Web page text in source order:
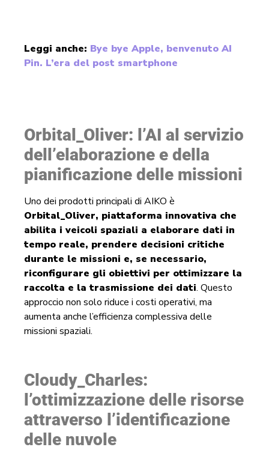
Leggi anche: Bye bye Apple, benvenuto AI
Pin. L’era del post smartphone
Orbital_Oliver: l’AI al servizio
dell’elaborazione e della
pianificazione delle missioni
Uno dei prodotti principali di AIKO è
Orbital_Oliver, piattaforma innovativa che
abilita i veicoli spaziali a elaborare dati in
tempo reale, prendere decisioni critiche
durante le missioni e, se necessario,
riconfigurare gli obiettivi per ottimizzare la
raccolta e la trasmissione dei dati. Questo
approccio non solo riduce i costi operativi, ma
aumenta anche l’efficienza complessiva delle
missioni spaziali.
Cloudy_Charles:
l’ottimizzazione delle risorse
attraverso l’identificazione
delle nuvole